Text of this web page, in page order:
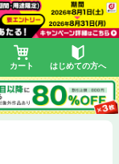
カート はじめての方へ